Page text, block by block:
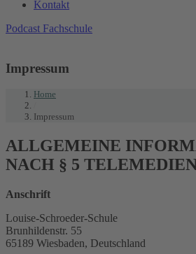
Kontakt
Podcast Fachschule
Impressum
Home
Impressum
ALLGEMEINE
NACH § 5
Anschrift
Louise-Schroeder-Schule
Brunhildenstr. 55
65189 Wiesbaden, Deutschland